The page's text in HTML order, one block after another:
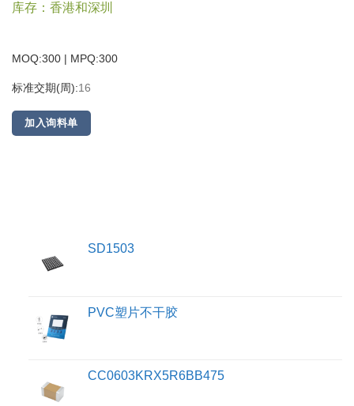
库存：香港和深圳
MOQ:300 | MPQ:300
标准交期(周):16
加入询料单
SD1503
PVC塑片不干胶
CC0603KRX5R6BB475